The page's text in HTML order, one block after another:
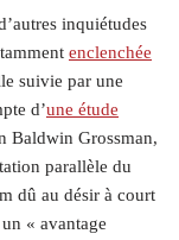
inquiétudes
enclenchée
suivie par une
d’une étude
Baldwin Grossman,
parallèle du
dû au désir à court
« avantage